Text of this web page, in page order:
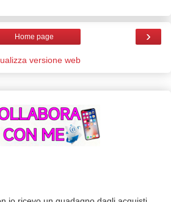
›
Home page
versione web